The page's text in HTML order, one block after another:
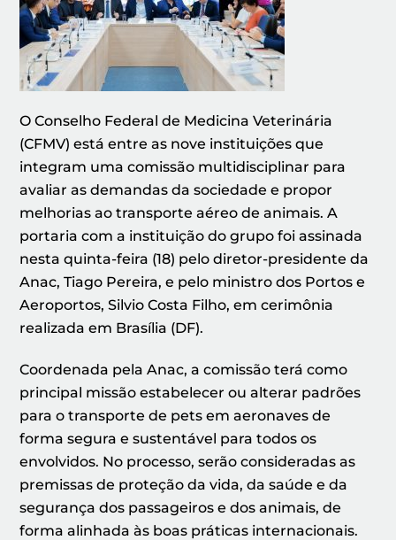
O Conselho Federal de Medicina Veterinária
(CFMV) está entre as nove instituições que
integram uma comissão multidisciplinar para
avaliar as demandas da sociedade e propor
melhorias ao transporte aéreo de animais. A
portaria com a instituição do grupo foi assinada
nesta quinta-feira (18) pelo diretor-presidente da
Anac, Tiago Pereira, e pelo ministro dos Portos e
Aeroportos, Silvio Costa Filho, em cerimônia
realizada em Brasília (DF).
Coordenada pela Anac, a comissão terá como
principal missão estabelecer ou alterar padrões
para o transporte de pets em aeronaves de
forma segura e sustentável para todos os
envolvidos. No processo, serão consideradas as
premissas de proteção da vida, da saúde e da
segurança dos passageiros e dos animais, de
forma alinhada às boas práticas internacionais.